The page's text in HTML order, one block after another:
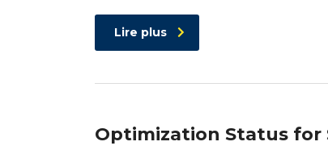
Lire plus
Optimization Status for